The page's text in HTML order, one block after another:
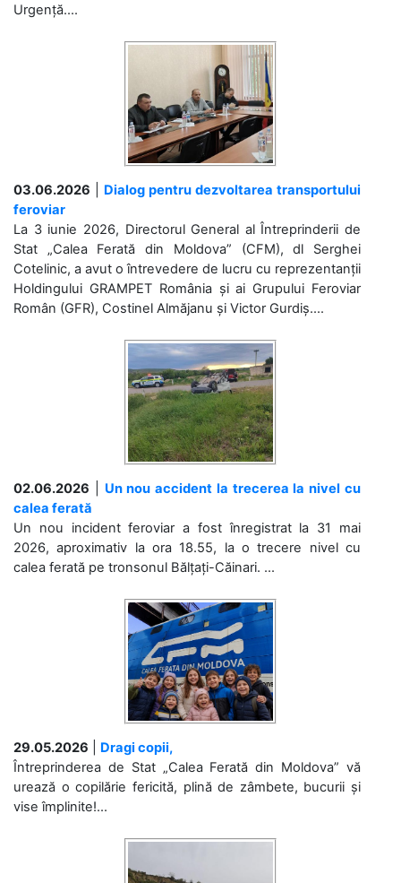
Urgență....
03.06.2026
Dialog pentru dezvoltarea transportului
feroviar
La 3 iunie 2026, Directorul General al Întreprinderii de
Stat „Calea Ferată din Moldova” (CFM), dl Serghei
Cotelinic, a avut o întrevedere de lucru cu reprezentanții
Holdingului GRAMPET România și ai Grupului Feroviar
Român (GFR), Costinel Almăjanu și Victor Gurdiș....
02.06.2026
Un nou accident la trecerea la nivel cu
calea ferată
Un nou incident feroviar a fost înregistrat la 31 mai
2026, aproximativ la ora 18.55, la o trecere nivel cu
calea ferată pe tronsonul Bălțați-Căinari. ...
29.05.2026
Dragi copii,
Întreprinderea de Stat „Calea Ferată din Moldova” vă
urează o copilărie fericită, plină de zâmbete, bucurii și
vise împlinite!...